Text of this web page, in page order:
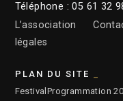
Téléphone : 05 61 32
L’association
légales
PLAN DU SITE
Festival Programmation